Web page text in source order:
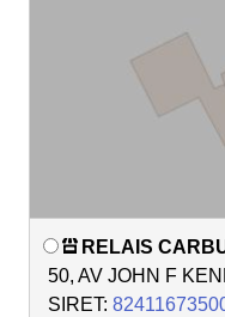
RELAIS
50, AV JOHN F
SIRET: